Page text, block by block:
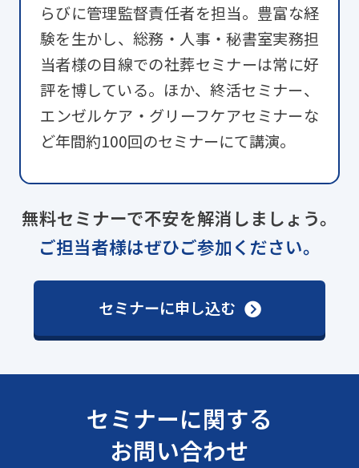
らびに管理監督責任者を担当。豊富な経
験を生かし、総務・人事・秘書室実務担
当者様の目線での社葬セミナーは常に好
評を博している。ほか、終活セミナー、
エンゼルケア・グリーフケアセミナーな
ど年間約100回のセミナーにて講演。
無料セミナーで不安を解消しましょう。
ご担当者様はぜひご参加ください。
セミナーに申し込む
セミナーに関する
お問い合わせ